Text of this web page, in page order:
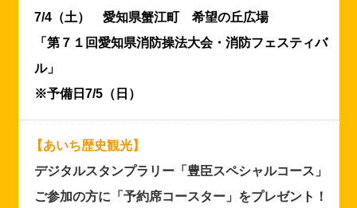
7/4（土） 愛知県蟹江町 希望の丘広場
「第７１回愛知県消防操法大会・消防フェスティバ
ル」
※予備日7/5（日）
【あいち歴史観光】
デジタルスタンプラリー「豊臣スペシャルコース」
ご参加の方に「予約席コースター」をプレゼント！